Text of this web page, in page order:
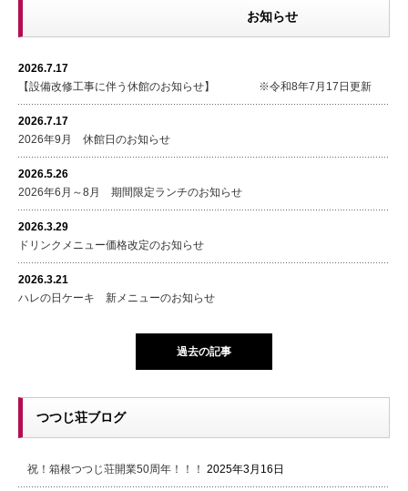
お知らせ
2026.7.17
【設備改修工事に伴う休館のお知らせ】 ※令和8年7月17日更新
2026.7.17
2026年9月 休館日のお知らせ
2026.5.26
2026年6月～8月 期間限定ランチのお知らせ
2026.3.29
ドリンクメニュー価格改定のお知らせ
2026.3.21
ハレの日ケーキ 新メニューのお知らせ
過去の記事
つつじ荘ブログ
祝！箱根つつじ荘開業50周年！！！ 2025年3月16日